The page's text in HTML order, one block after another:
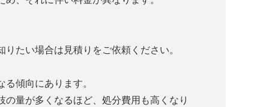
たい場合は見積りをご依頼ください。
傾向にあります。
量が多くなるほど、処分費用も高くなり